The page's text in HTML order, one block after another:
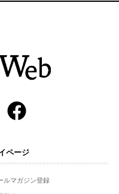
ページ
ルマガジン登録